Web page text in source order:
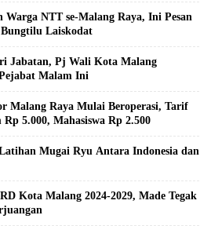
Warga NTT se-Malang Raya, Ini Pesan
Laiskodat
Jabatan, Pj Wali Kota Malang
Malam Ini
Malang Raya Mulai Beroperasi, Tarif
5.000, Mahasiswa Rp 2.500
Indonesia dan
Kota Malang 2024-2029, Made Tegak